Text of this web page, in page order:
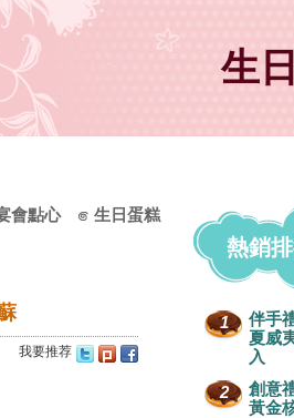
生
會點心 生日蛋糕
熱銷
1
伴手
夏威
入
2
創意
黃金
我要推荐